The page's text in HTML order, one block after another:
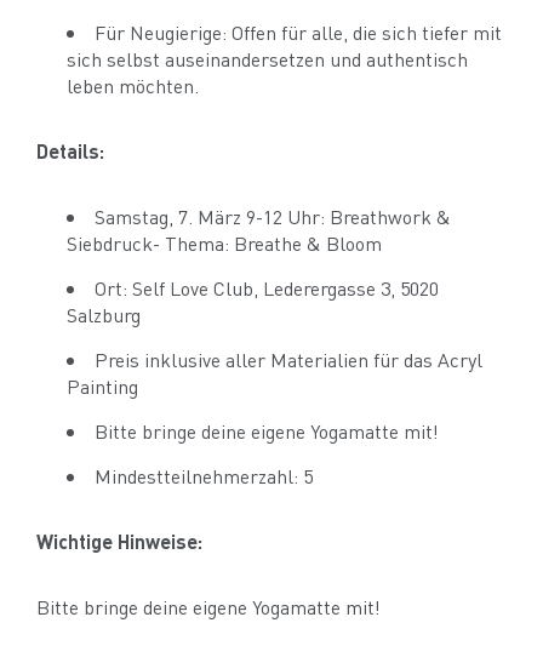
Für Neugierige: Offen für alle, die sich tiefer mit
sich selbst auseinandersetzen und authentisch
leben möchten.
Details:
Samstag, 7. März 9-12 Uhr: Breathwork &
Siebdruck- Thema: Breathe & Bloom
Ort: Self Love Club, Lederergasse 3, 5020
Salzburg
Preis inklusive aller Materialien für das Acryl
Painting
Bitte bringe deine eigene Yogamatte mit!
Mindestteilnehmerzahl: 5
Wichtige Hinweise:
Bitte bringe deine eigene Yogamatte mit!